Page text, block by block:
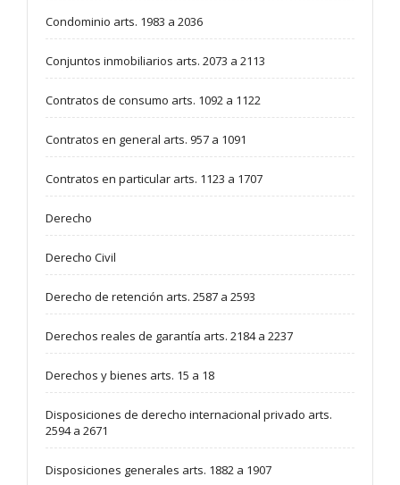
Condominio arts. 1983 a 2036
Conjuntos inmobiliarios arts. 2073 a 2113
Contratos de consumo arts. 1092 a 1122
Contratos en general arts. 957 a 1091
Contratos en particular arts. 1123 a 1707
Derecho
Derecho Civil
Derecho de retención arts. 2587 a 2593
Derechos reales de garantía arts. 2184 a 2237
Derechos y bienes arts. 15 a 18
Disposiciones de derecho internacional privado arts.
2594 a 2671
Disposiciones generales arts. 1882 a 1907